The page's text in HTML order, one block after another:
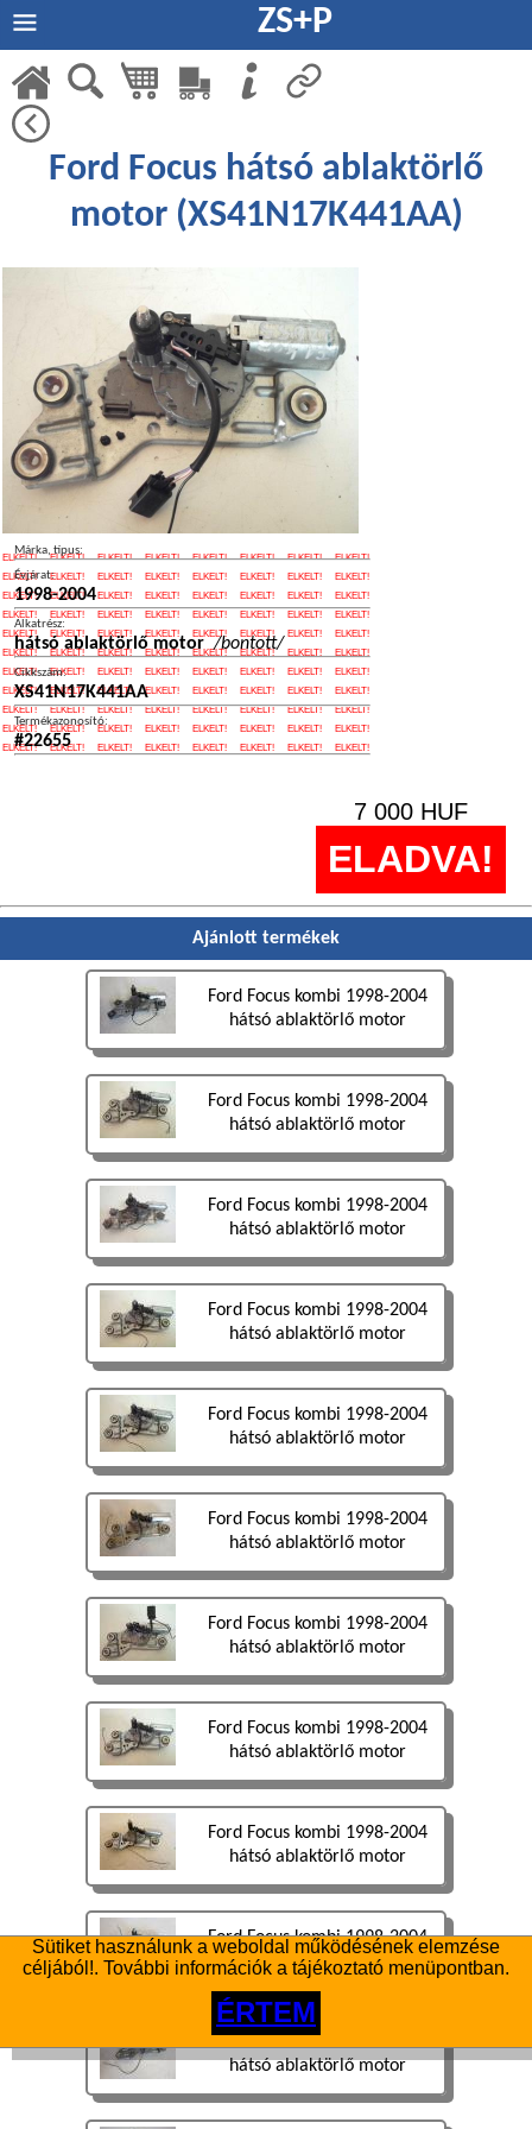
ZS+P
Sütiket használunk a weboldal működésének elemzése
céljából!. További információk a tájékoztató menüpontban.
ÉRTEM
Ford Focus hátsó ablaktörlő
motor (XS41N17K441AA)
Márka, típus:
Évjárat:
1998-2004
Alkatrész:
hátsó ablaktörlő motor/bontott/
Cikkszám:
XS41N17K441AA
Termékazonosító:
#22655
7 000 HUF
ELADVA!
Ajánlott termékek
Ford Focus kombi 1998-2004
hátsó ablaktörlő motor
Ford Focus kombi 1998-2004
hátsó ablaktörlő motor
Ford Focus kombi 1998-2004
hátsó ablaktörlő motor
Ford Focus kombi 1998-2004
hátsó ablaktörlő motor
Ford Focus kombi 1998-2004
hátsó ablaktörlő motor
Ford Focus kombi 1998-2004
hátsó ablaktörlő motor
Ford Focus kombi 1998-2004
hátsó ablaktörlő motor
Ford Focus kombi 1998-2004
hátsó ablaktörlő motor
Ford Focus kombi 1998-2004
hátsó ablaktörlő motor
Ford Focus kombi 1998-2004
hátsó ablaktörlő motor
Ford Focus kombi 1998-2004
hátsó ablaktörlő motor